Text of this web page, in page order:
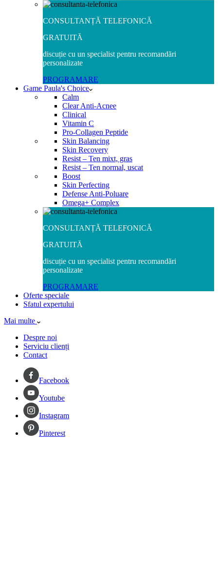
CONSULTANȚĂ TELEFONICĂ
GRATUITĂ
discuție cu un specialist pentru recomandări
personalizate
PROGRAMARE
Game Paula's Choice
Calm
Clear Anti-Acnee
Clinical
Vitamin C
Pro-Collagen Peptide
Skin Balancing
Skin Recovery
Resist – Ten mixt, gras
Resist – Ten normal, uscat
Boost
Skin Perfecting
Defense Anti-Poluare
Omega+ Complex
CONSULTANȚĂ TELEFONICĂ
GRATUITĂ
discuție cu un specialist pentru recomandări
personalizate
PROGRAMARE
Oferte speciale
Sfatul expertului
Mai multe
Despre noi
Serviciu clienți
Contact
Facebook
Youtube
Instagram
Pinterest